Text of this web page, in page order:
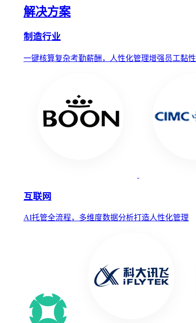
解决方案
制造行业
一键核算复杂考勤薪酬，人性化管理增强员工黏性
互联网
AI托管全流程，多维度数据分析打造人性化管理